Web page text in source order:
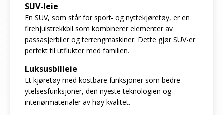
SUV-leie
En SUV, som står for sport- og nyttekjøretøy, er en
firehjulstrekkbil som kombinerer elementer av
passasjerbiler og terrengmaskiner. Dette gjør SUV-er
perfekt til utflukter med familien.
Luksusbilleie
Et kjøretøy med kostbare funksjoner som bedre
ytelsesfunksjoner, den nyeste teknologien og
interiørmaterialer av høy kvalitet.